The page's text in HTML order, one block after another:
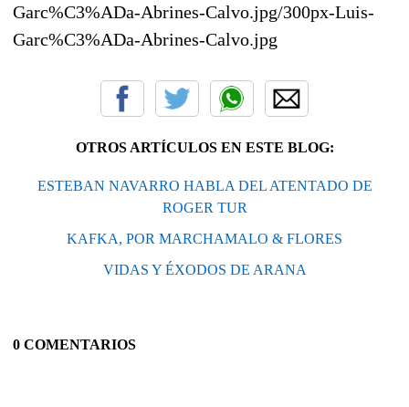
Garc%C3%ADa-Abrines-Calvo.jpg/300px-Luis-
Garc%C3%ADa-Abrines-Calvo.jpg
OTROS ARTÍCULOS EN ESTE BLOG:
ESTEBAN NAVARRO HABLA DEL ATENTADO DE
ROGER TUR
KAFKA, POR MARCHAMALO & FLORES
VIDAS Y ÉXODOS DE ARANA
0 COMENTARIOS